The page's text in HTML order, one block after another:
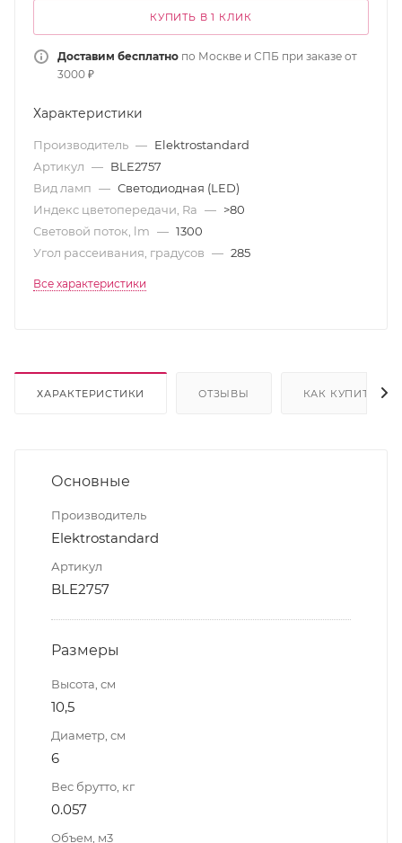
КУПИТЬ В 1 КЛИК
Доставим бесплатно по Москве и СПБ при заказе от
3000 ₽
Характеристики
Производитель — Elektrostandard
Артикул — BLE2757
Вид ламп — Светодиодная (LED)
Индекс цветопередачи, Ra — >80
Световой поток, lm — 1300
Угол рассеивания, градусов — 285
Все характеристики
ХАРАКТЕРИСТИКИ ОТЗЫВЫ КАК КУПИТЬ
Основные
Производитель
Elektrostandard
Артикул
BLE2757
Размеры
Высота, см
10,5
Диаметр, см
6
Вес брутто, кг
0.057
Объем, м3